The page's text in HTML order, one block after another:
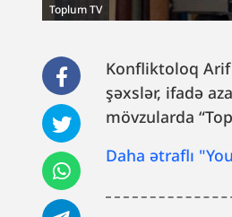
Toplum TV
Konfliktoloq
şəxslər, ifadə
mövzularda
Daha ətraflı